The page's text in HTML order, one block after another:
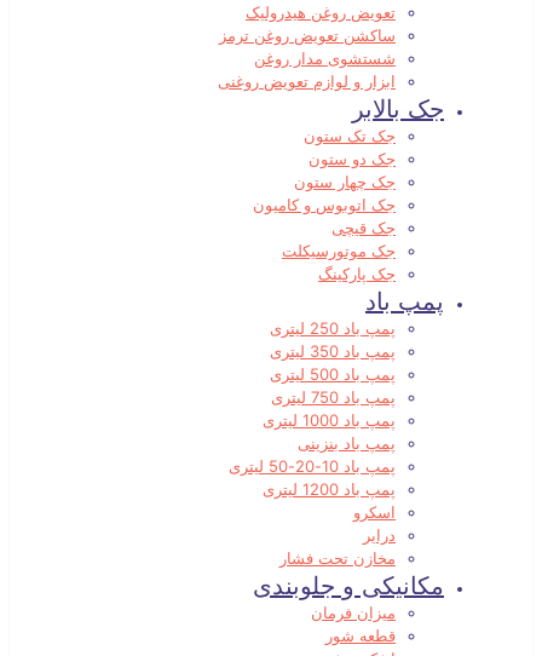
تعویض روغن هیدرولیک
ساکشن تعویض روغن ترمز
شستشوی مدار روغن
ابزار و لوازم تعویض روغنی
جک بالابر
جک تک ستون
جک دو ستون
جک چهار ستون
جک اتوبوس و کامیون
جک قیچی
جک موتورسیکلت
جک پارکینگ
پمپ باد
پمپ باد 250 لیتری
پمپ باد 350 لیتری
پمپ باد 500 لیتری
پمپ باد 750 لیتری
پمپ باد 1000 لیتری
پمپ باد بنزینی
پمپ باد 10-20-50 لیتری
پمپ باد 1200 لیتری
اسکرو
درایر
مخازن تحت فشار
مکانیکی و جلوبندی
میزان فرمان
قطعه شور